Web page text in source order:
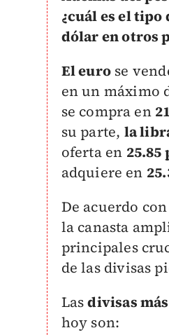
¿cuál es el tipo
dólar en otros
El eurose
en un máximo
se compra en
su parte, la
oferta en 25.85
adquiere en
De acuerdo con
la canasta
principales
de las divisas
Lasdivisas
hoy son: